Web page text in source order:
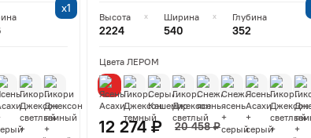
х1
Высота
2224
Ширина
540
Глубина
352
Цвета ЛЕРОМ
12 274 ₽ 20 458 ₽